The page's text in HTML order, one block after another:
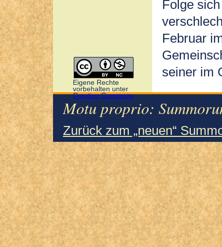
Folge
Februar
seiner im
Motu proprio:
Eigene Rechte
vorbehalten unter
Creative Commons
Zurück zum „neuen“